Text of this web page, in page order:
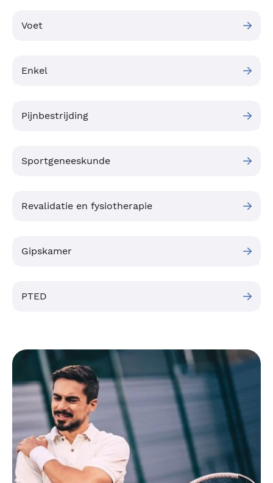
Voet
Enkel
Pijnbestrijding
Sportgeneeskunde
Revalidatie en fysiotherapie
Gipskamer
PTED